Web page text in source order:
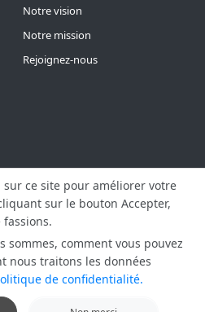
Notre vision
Notre mission
Rejoignez-nous
Tous droits réservés.
sur ce site pour améliorer votre
sur le bouton Accepter,
fassions.
sommes, comment vous pouvez
nous traitons les données
de confidentialité.